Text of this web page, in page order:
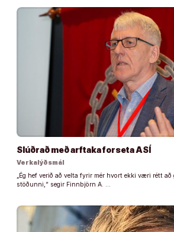
Slúðrað með arftaka forseta ASÍ
Verkalýðsmál
„Ég hef verið að velta fyrir mér hvort ekki væri rétt að
stöðunni,“ segir Finnbjörn A. …